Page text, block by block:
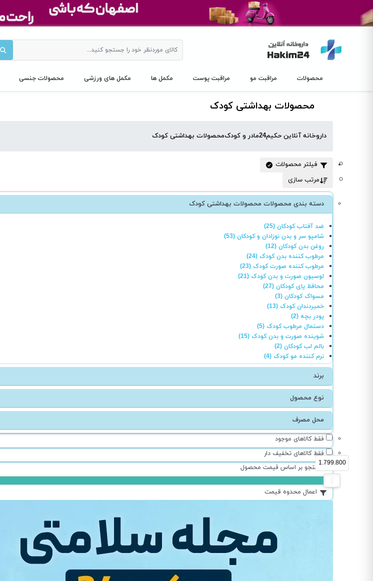
محصولات مراقبت مو مراقبت پوست مکمل ها مکمل های ورزشی محصولات جنسی
محصولات بهداشتی کودک
داروخانه آنلاین حکیم24 مادر و کودکمحصولات بهداشتی کودک
فیلتر محصولات
مرتب سازی
دسته بندی محصولات محصولات بهداشتی کودک
ضد آفتاب کودکان (25)
شامپو سر و بدن نوزادان و کودکان (53)
روغن بدن کودکان (12)
مرطوب کننده بدن کودک (24)
مرطوب کننده صورت کودک (23)
لوسیون صورت و بدن کودک (21)
محافظ پای کودکان (27)
مسواک کودکان (3)
خمیردندان کودک (13)
پودر بچه (2)
دستمال مرطوب کودک (5)
شوینده صورت و بدن کودک (15)
بالم لب کودکان (2)
نرم کننده مو کودک (4)
برند
نوع محصول
محل مصرف
فقط کالاهای موجود
فقط کالاهای تخفیف دار
جستجو بر اساس قیمت محصول1.799.800
اعمال محدوه قیمت